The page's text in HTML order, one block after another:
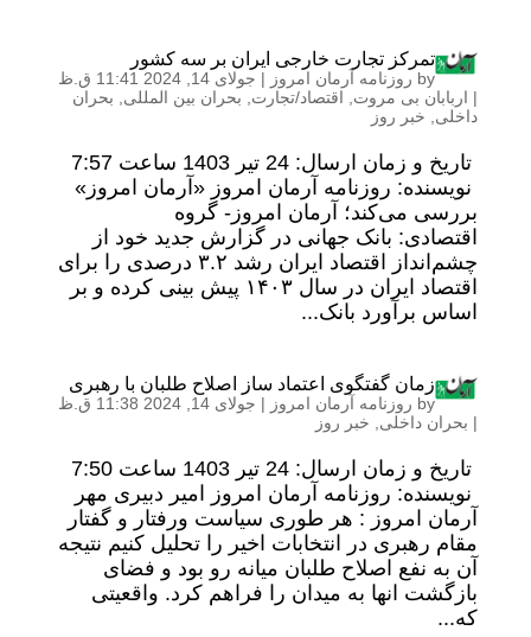
تمرکز تجارت خارجی ایران بر سه کشور
by روزنامه آرمان امروز | جولای 14, 2024 11:41 ق.ظ
| اربابان بی مروت اقتصاد/تجارت بحران بین المللی
بحران
داخلی
خبر روز
تاریخ و زمان ارسال: 24 تیر 1403 ساعت 7:57
نویسنده: روزنامه آرمان امروز «آرمان امروز»
بررسی می‌کند؛ آرمان امروز- گروه
اقتصادی: بانک جهانی در گزارش جدید خود از
چشم‌انداز اقتصاد ایران رشد ۳.۲ درصدی را برای
اقتصاد ایران در سال ۱۴۰۳ پیش بینی کرده و بر
اساس برآورد بانک...
زمان گفتگوی اعتماد ساز اصلاح طلبان با رهبری
by روزنامه آرمان امروز | جولای 14, 2024 11:38 ق.ظ
| بحران داخلی خبر روز
تاریخ و زمان ارسال: 24 تیر 1403 ساعت 7:50
نویسنده: روزنامه آرمان امروز امیر دبیری مهر
‏آرمان امروز : هر طوری سیاست ورفتار و گفتار
مقام رهبری در انتخابات اخیر را تحلیل کنیم نتیجه
آن به نفع اصلاح طلبان میانه رو بود و فضای
بازگشت انها به میدان را فراهم کرد. واقعیتی
که...